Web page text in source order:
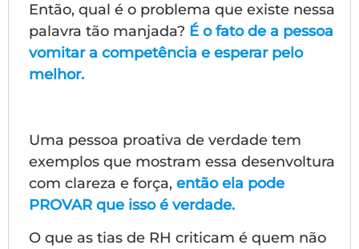
Então, qual é o problema que existe nessa
palavra tão manjada? É o fato de a pessoa
vomitar a competência e esperar pelo
melhor.
Uma pessoa proativa de verdade tem
exemplos que mostram essa desenvoltura
com clareza e força, então ela pode
PROVAR que isso é verdade.
O que as tias de RH criticam é quem não